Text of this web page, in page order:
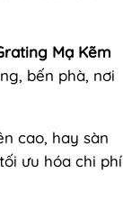
Mạ Kẽm
bến phà, nơi
cao, hay sàn
ưu hóa chi phí